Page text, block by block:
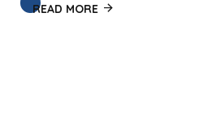
READ MORE